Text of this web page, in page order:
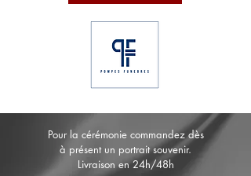
Pour la cérémonie commandez dès
à présent un portrait souvenir.
Livraison en 24h/48h